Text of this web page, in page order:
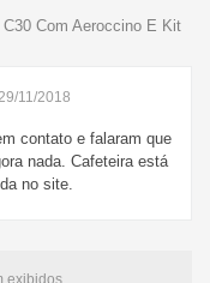
Com Aeroccino E Kit
11/2018
contato e falaram que
nada. Cafeteira está
no site.
exibidos